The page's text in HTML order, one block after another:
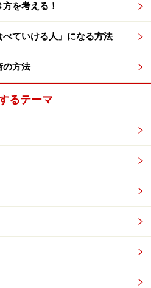
を考える！
ていける人」になる方法
の方法
るテーマ